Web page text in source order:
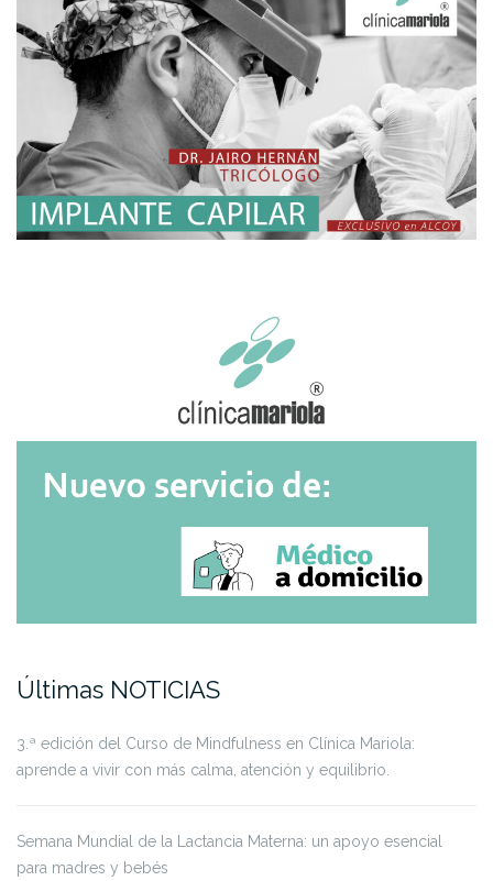
Últimas NOTICIAS
3.ª edición del Curso de Mindfulness en Clínica Mariola:
aprende a vivir con más calma, atención y equilibrio.
Semana Mundial de la Lactancia Materna: un apoyo esencial
para madres y bebés